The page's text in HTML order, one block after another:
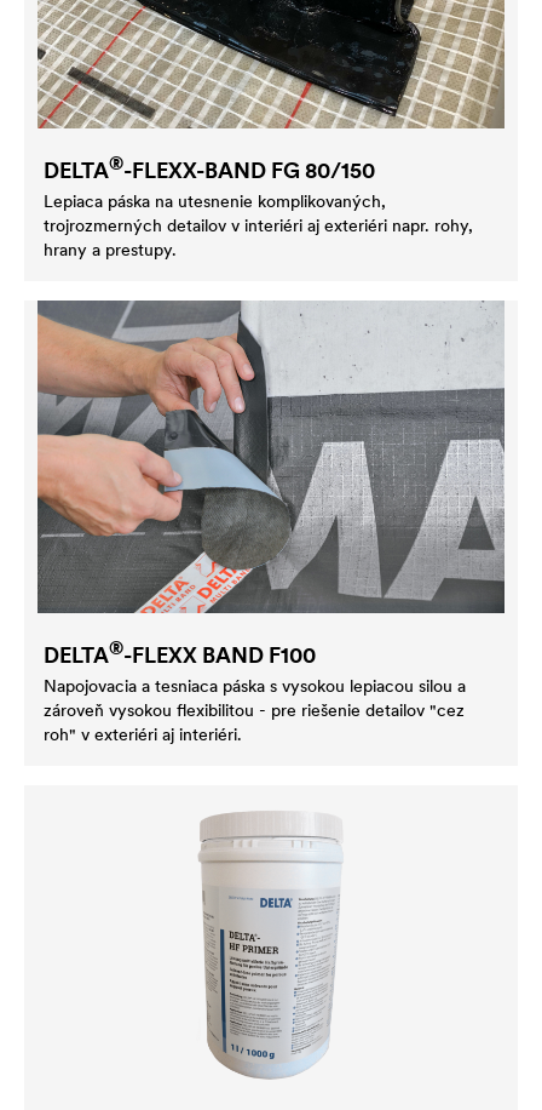
DELTA®-FLEXX-BAND FG 80/150
Lepiaca páska na utesnenie komplikovaných,
trojrozmerných detailov v interiéri aj exteriéri napr. rohy,
hrany a prestupy.
DELTA®-FLEXX BAND F100
Napojovacia a tesniaca páska s vysokou lepiacou silou a
zároveň vysokou flexibilitou - pre riešenie detailov "cez
roh" v exteriéri aj interiéri.